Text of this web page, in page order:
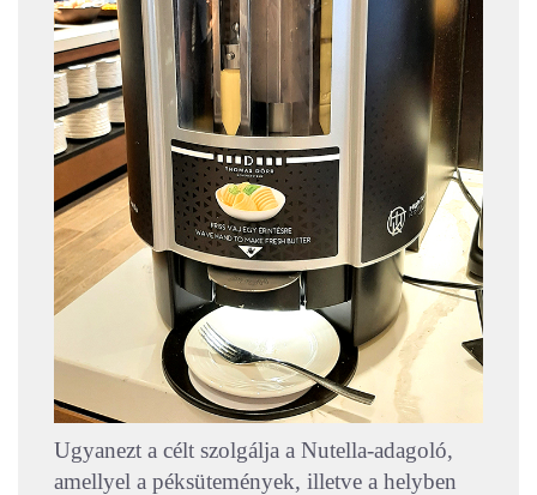
Ugyanezt a célt szolgálja a Nutella-adagoló,
amellyel a péksütemények, illetve a helyben